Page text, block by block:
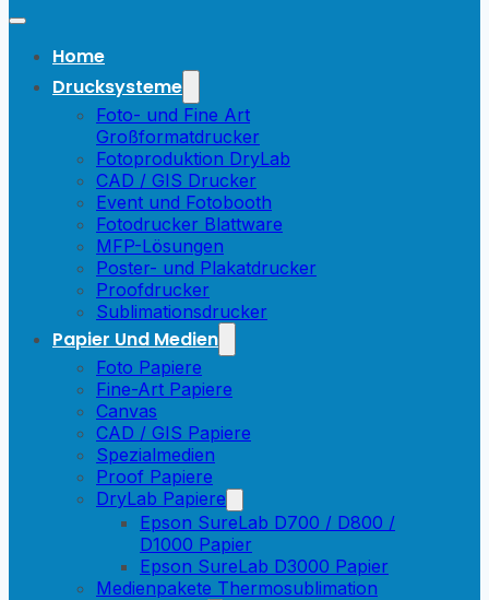
Home
Drucksysteme
Foto- und Fine Art
Großformatdrucker
Fotoproduktion DryLab
CAD / GIS Drucker
Event und Fotobooth
Fotodrucker Blattware
MFP-Lösungen
Poster- und Plakatdrucker
Proofdrucker
Sublimationsdrucker
Papier Und Medien
Foto Papiere
Fine-Art Papiere
Canvas
CAD / GIS Papiere
Spezialmedien
Proof Papiere
DryLab Papiere
Epson SureLab D700 / D800 /
D1000 Papier
Epson SureLab D3000 Papier
Medienpakete Thermosublimation